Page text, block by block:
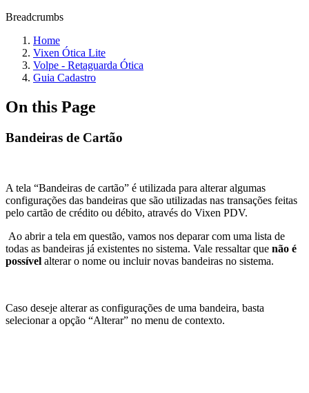
Breadcrumbs
Home
Vixen Ótica Lite
Volpe - Retaguarda Ótica
Guia Cadastro
On this Page
Bandeiras de Cartão
A tela “Bandeiras de cartão” é utilizada para alterar algumas
configurações das bandeiras que são utilizadas nas transações feitas
pelo cartão de crédito ou débito, através do Vixen PDV.
Ao abrir a tela em questão, vamos nos deparar com uma lista de
todas as bandeiras já existentes no sistema. Vale ressaltar que não é
possível alterar o nome ou incluir novas bandeiras no sistema.
Caso deseje alterar as configurações de uma bandeira, basta
selecionar a opção “Alterar” no menu de contexto.